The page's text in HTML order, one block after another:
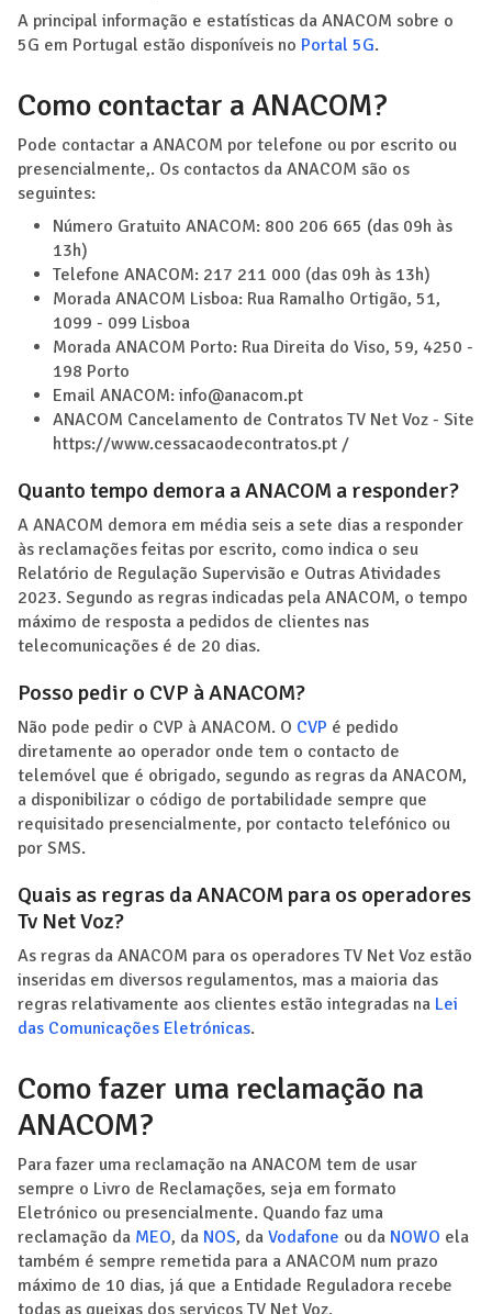
A principal informação e estatísticas da ANACOM sobre o
5G em Portugal estão disponíveis no Portal 5G.
Como contactar a ANACOM?
Pode contactar a ANACOM por telefone ou por escrito ou
presencialmente,. Os contactos da ANACOM são os
seguintes:
Número Gratuito ANACOM: 800 206 665 (das 09h às
13h)
Telefone ANACOM: 217 211 000 (das 09h às 13h)
Morada ANACOM Lisboa: Rua Ramalho Ortigão, 51,
1099 - 099 Lisboa
Morada ANACOM Porto: Rua Direita do Viso, 59, 4250 -
198 Porto
Email ANACOM: info@anacom.pt
ANACOM Cancelamento de Contratos TV Net Voz - Site
https://www.cessacaodecontratos.pt /
Quanto tempo demora a ANACOM a responder?
A ANACOM demora em média seis a sete dias a responder
às reclamações feitas por escrito, como indica o seu
Relatório de Regulação Supervisão e Outras Atividades
2023. Segundo as regras indicadas pela ANACOM, o tempo
máximo de resposta a pedidos de clientes nas
telecomunicações é de 20 dias.
Posso pedir o CVP à ANACOM?
Não pode pedir o CVP à ANACOM. O CVP é pedido
diretamente ao operador onde tem o contacto de
telemóvel que é obrigado, segundo as regras da ANACOM,
a disponibilizar o código de portabilidade sempre que
requisitado presencialmente, por contacto telefónico ou
por SMS.
Quais as regras da ANACOM para os operadores
Tv Net Voz?
As regras da ANACOM para os operadores TV Net Voz estão
inseridas em diversos regulamentos, mas a maioria das
regras relativamente aos clientes estão integradas na Lei
das Comunicações Eletrónicas.
Como fazer uma reclamação na
ANACOM?
Para fazer uma reclamação na ANACOM tem de usar
sempre o Livro de Reclamações, seja em formato
Eletrónico ou presencialmente. Quando faz uma
reclamação da MEO, da NOS, da Vodafone ou da NOWO ela
também é sempre remetida para a ANACOM num prazo
máximo de 10 dias, já que a Entidade Reguladora recebe
todas as queixas dos serviços TV Net Voz.